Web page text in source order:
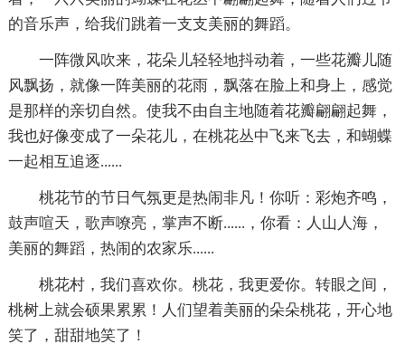
的音乐声，给我们跳着一支支美丽的舞蹈。
一阵微风吹来，花朵儿轻轻地抖动着，一些花瓣儿随
风飘扬，就像一阵美丽的花雨，飘落在脸上和身上，感觉
是那样的亲切自然。使我不由自主地随着花瓣翩翩起舞，
我也好像变成了一朵花儿，在桃花丛中飞来飞去，和蝴蝶
一起相互追逐......
桃花节的节日气氛更是热闹非凡！你听：彩炮齐鸣，
鼓声喧天，歌声嘹亮，掌声不断......，你看：人山人海，
美丽的舞蹈，热闹的农家乐......
桃花村，我们喜欢你。桃花，我更爱你。转眼之间，
桃树上就会硕果累累！人们望着美丽的朵朵桃花，开心地
笑了，甜甜地笑了！